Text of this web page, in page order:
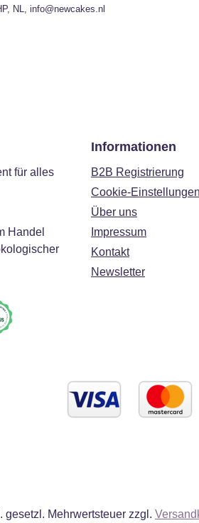
NL, info@newcakes.nl
für alles
Handel
Informationen
B2B Registrierung
Cookie-Einstellungen
Über uns
Impressum
Kontakt
Newsletter
gesetzl. Mehrwertsteuer zzgl.